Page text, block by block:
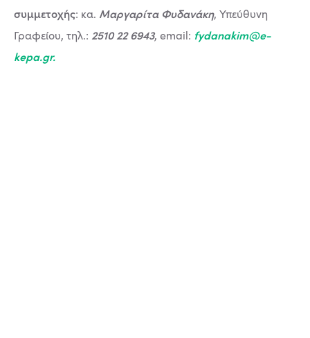
συμμετοχής: κα. Μαργαρίτα Φυδανάκη, Υπεύθυνη
Γραφείου, τηλ.: 2510 22 6943, email: fydanakim@e-
kepa.gr.